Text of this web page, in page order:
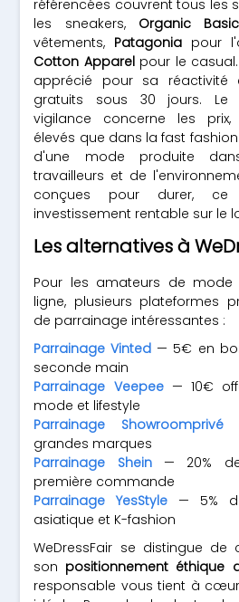
référencées couvrent tous les
les sneakers, Organic
vêtements, Patagonia pour
Cotton Apparelpour le casual.
apprécié pour sa réactivité
gratuits sous 30 jours. Le
vigilance concerne les prix,
élevés que dans la fast
d'une mode produite
travailleurs et de
conçues pour durer,
investissement rentable sur le
Les alternatives à
Pour les amateurs de
ligne, plusieurs plateformes
de parrainage intéressantes :
Parrainage Vinted — 5€ en
seconde main
Parrainage Veepee— 10€
mode et lifestyle
Parrainage Showroomprivé—
grandes marques
Parrainage Shein— 20% de
première commande
Parrainage YesStyle — 5%
asiatique et K-fashion
WeDressFair se distingue
son positionnement éthique
responsable vous tient à